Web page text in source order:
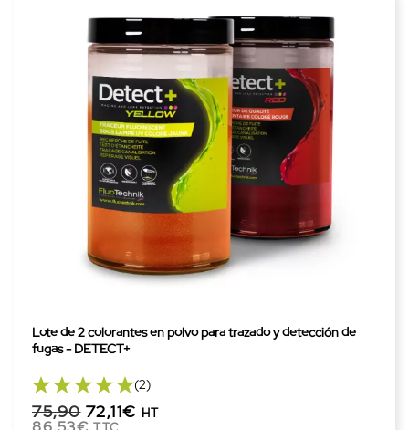
Lote de 2 colorantes en polvo para trazado y detección de
fugas - DETECT+
(2)
75,90 72,11€ HT